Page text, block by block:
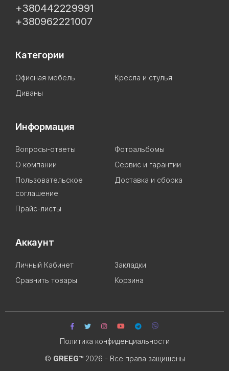
+380442229991
+380962221007
Категории
Офисная мебель
Кресла и стулья
Диваны
Информация
Вопросы-ответы
Фотоальбомы
О компании
Сервис и гарантии
Пользовательское
соглашение
Доставка и сборка
Прайс-листы
Аккаунт
Личный Кабинет
Закладки
Сравнить товары
Корзина
© GREEG™2026 - Все права защищены
Политика конфиденциальности